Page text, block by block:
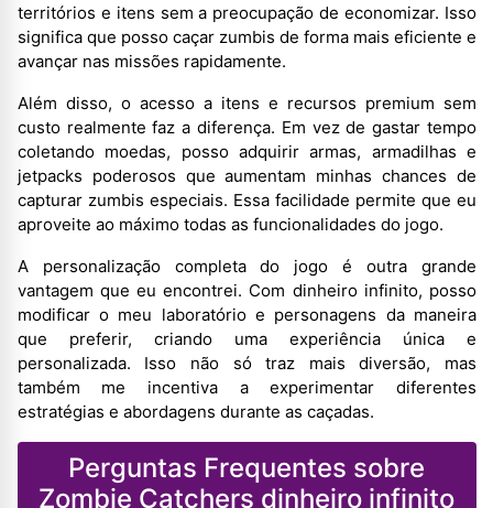
territórios e itens sem a preocupação de economizar. Isso
significa que posso caçar zumbis de forma mais eficiente e
avançar nas missões rapidamente.
Além disso, o acesso a itens e recursos premium sem
custo realmente faz a diferença. Em vez de gastar tempo
coletando moedas, posso adquirir armas, armadilhas e
jetpacks poderosos que aumentam minhas chances de
capturar zumbis especiais. Essa facilidade permite que eu
aproveite ao máximo todas as funcionalidades do jogo.
A personalização completa do jogo é outra grande
vantagem que eu encontrei. Com dinheiro infinito, posso
modificar o meu laboratório e personagens da maneira
que preferir, criando uma experiência única e
personalizada. Isso não só traz mais diversão, mas
também me incentiva a experimentar diferentes
estratégias e abordagens durante as caçadas.
Perguntas Frequentes sobre
Zombie Catchers dinheiro infinito